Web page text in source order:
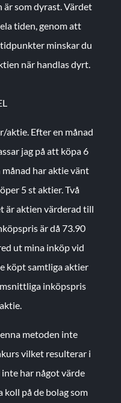
är som dyrast. Värdet
tiden, genom att
minskar du
när handlas dyrt.
aktie. Efter en månad
jag på att köpa 6
har aktie vänt
5 st aktier.Två
är aktien värderad till
är då 73.90
ut mina inköp vid
köpt samtliga aktier
inköpspris
metoden inte
vilket resulterar i
har något värde
på de bolag som